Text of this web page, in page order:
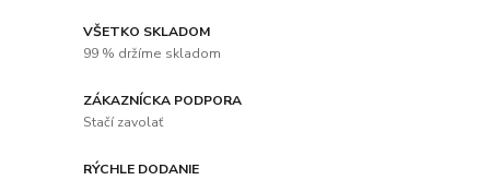
VŠETKO SKLADOM
99 % držíme skladom
ZÁKAZNÍCKA PODPORA
Stačí zavolať
RÝCHLE DODANIE